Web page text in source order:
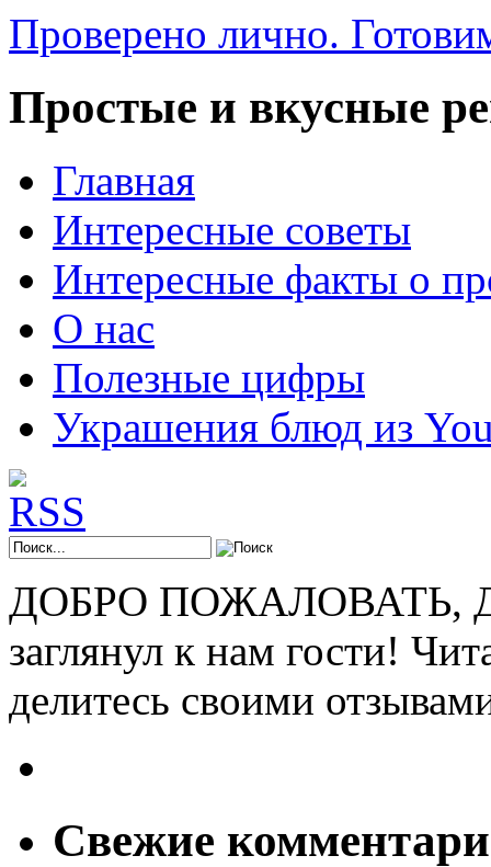
Проверено лично.
Простые и вкусные
Главная
Интересные советы
Интересные факты о
О нас
Полезные цифры
Украшения блюд из
ДОБРО ПОЖАЛОВАТЬ,
заглянул к нам гости!
делитесь своими
Свежие